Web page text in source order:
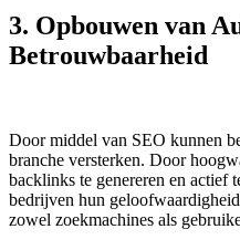
3. Opbouwen van
Betrouwbaarheid
Door middel van SEO kunnen
branche versterken. Door
backlinks te genereren en actief
bedrijven hun
zowel zoekmachines als